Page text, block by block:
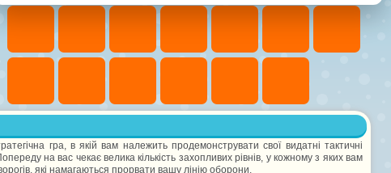
гра, в якій вам належить продемонструвати свої видатні тактичні
на вас чекає велика кількість захопливих рівнів, у кожному з яких вам
які намагаються прорвати вашу лінію оборони.